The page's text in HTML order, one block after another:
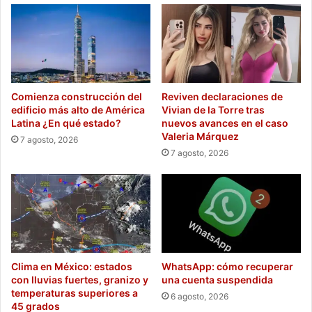
Comienza construcción del
edificio más alto de América
Latina ¿En qué estado?
7 agosto, 2026
Reviven declaraciones de
Vivian de la Torre tras
nuevos avances en el caso
Valeria Márquez
7 agosto, 2026
Clima en México: estados
con lluvias fuertes, granizo y
temperaturas superiores a
45 grados
WhatsApp: cómo recuperar
una cuenta suspendida
6 agosto, 2026